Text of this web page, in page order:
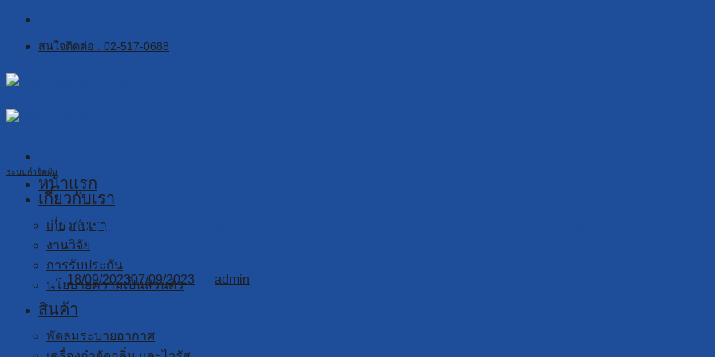
Skip
contentสนใจติดต่อ : 02-517-0688
หน้าแรก
เกี่ยวกับเรา
เกี่ยวกับเรา
งานวิจัย
การรับประกัน
นโยบายความเป็นส่วนตัว
สินค้า
พัดลมระบายอากาศ
ระบบกำจัดฝุ่น
ทำไมถึงต้องติดตั้ง ระบบกำจัดฝุ่น ภายในอุตสาหกรร
Posted on18/09/202307/09/2023 admin